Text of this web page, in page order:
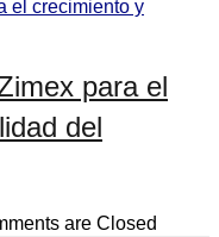
para el
del
are Closed